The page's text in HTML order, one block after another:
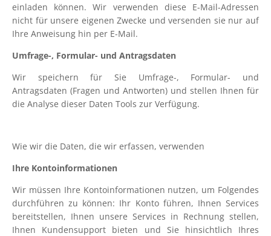
einladen können. Wir verwenden diese E-Mail-Adressen
nicht für unsere eigenen Zwecke und versenden sie nur auf
Ihre Anweisung hin per E-Mail.
Umfrage-, Formular- und Antragsdaten
Wir speichern für Sie Umfrage-, Formular- und
Antragsdaten (Fragen und Antworten) und stellen Ihnen für
die Analyse dieser Daten Tools zur Verfügung.
Wie wir die Daten, die wir erfassen, verwenden
Ihre Kontoinformationen
Wir müssen Ihre Kontoinformationen nutzen, um Folgendes
durchführen zu können: Ihr Konto führen, Ihnen Services
bereitstellen, Ihnen unsere Services in Rechnung stellen,
Ihnen Kundensupport bieten und Sie hinsichtlich Ihres